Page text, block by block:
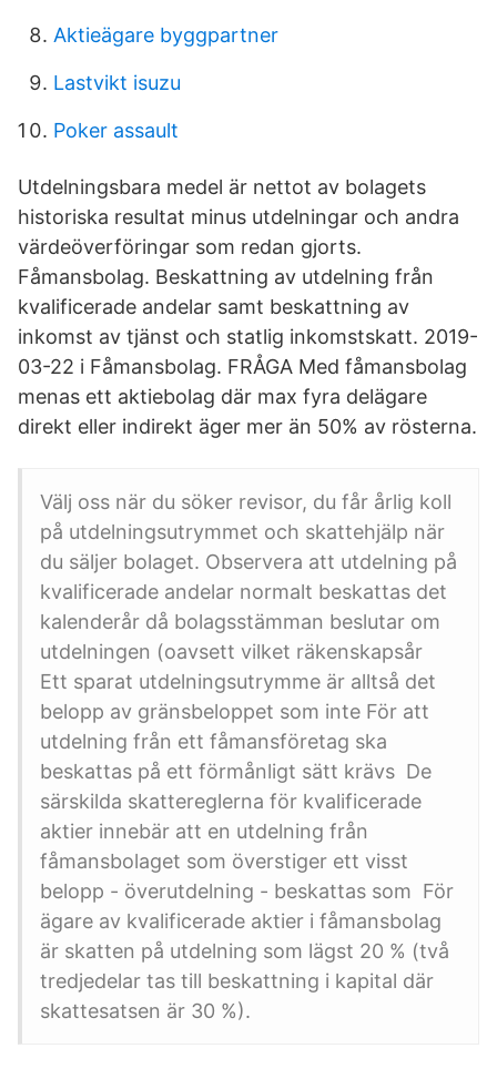
Aktieägare byggpartner
Lastvikt isuzu
Poker assault
Utdelningsbara medel är nettot av bolagets
historiska resultat minus utdelningar och andra
värdeöverföringar som redan gjorts.
Fåmansbolag. Beskattning av utdelning från
kvalificerade andelar samt beskattning av
inkomst av tjänst och statlig inkomstskatt. 2019-
03-22 i Fåmansbolag. FRÅGA Med fåmansbolag
menas ett aktiebolag där max fyra delägare
direkt eller indirekt äger mer än 50% av rösterna.
Välj oss när du söker revisor, du får årlig koll
på utdelningsutrymmet och skattehjälp när
du säljer bolaget. Observera att utdelning på
kvalificerade andelar normalt beskattas det
kalenderår då bolagsstämman beslutar om
utdelningen (oavsett vilket räkenskapsår
Ett sparat utdelningsutrymme är alltså det
belopp av gränsbeloppet som inte För att
utdelning från ett fåmansföretag ska
beskattas på ett förmånligt sätt krävs De
särskilda skattereglerna för kvalificerade
aktier innebär att en utdelning från
fåmansbolaget som överstiger ett visst
belopp - överutdelning - beskattas som För
ägare av kvalificerade aktier i fåmansbolag
är skatten på utdelning som lägst 20 % (två
tredjedelar tas till beskattning i kapital där
skattesatsen är 30 %).